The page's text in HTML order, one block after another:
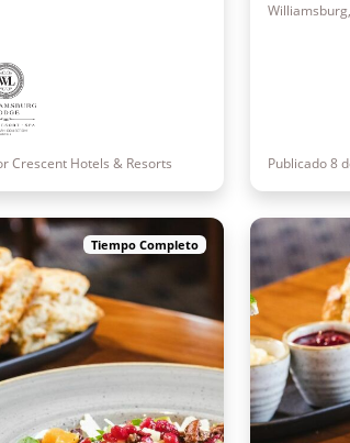
Crescent Hotels & Resorts Publicado 8
Tiempo Completo